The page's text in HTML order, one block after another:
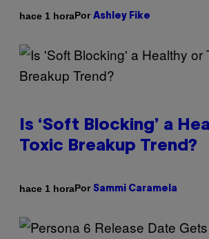
hace 1 horaPor Ashley Fike
Is ‘Soft Blocking’ a
Toxic Breakup Trend?
hace 1 horaPor Sammi Caramela